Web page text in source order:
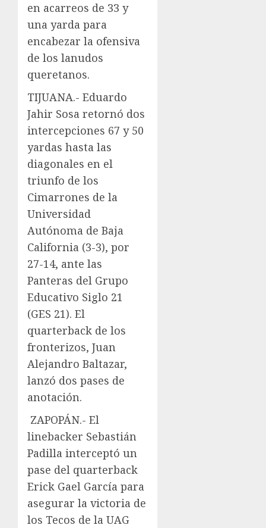
en acarreos de 33 y
una yarda para
encabezar la ofensiva
de los lanudos
queretanos.
TIJUANA.- Eduardo
Jahir Sosa retornó dos
intercepciones 67 y 50
yardas hasta las
diagonales en el
triunfo de los
Cimarrones de la
Universidad
Autónoma de Baja
California (3-3), por
27-14, ante las
Panteras del Grupo
Educativo Siglo 21
(GES 21). El
quarterback de los
fronterizos, Juan
Alejandro Baltazar,
lanzó dos pases de
anotación.
ZAPOPÁN.- El
linebacker Sebastián
Padilla interceptó un
pase del quarterback
Erick Gael García para
asegurar la victoria de
los Tecos de la UAG